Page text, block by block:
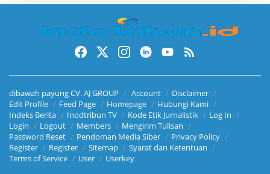
dibawah payung CV. AJ GROUP Account
Disclaimer
Edit Profile
Feed Page Homepage
Hubungi Kami
Indeks Berita
Inodtribun TV Kode Etik Jurnalistik
Log In
Login
Logout Members
Mengirim Tulisan
Password Reset
Pendoman Media Siber
Privacy Policy
Register
Register Sitemap
Syarat dan Ketentuan
Terms of Service
User Userkey